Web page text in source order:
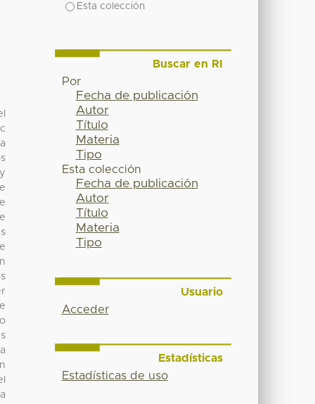
Esta colección
Buscar en RI
Por
Fecha de publicación
Autor
Título
Materia
Tipo
Esta colección
Fecha de publicación
Autor
Título
Materia
Tipo
Usuario
Acceder
Estadísticas
Estadísticas de uso